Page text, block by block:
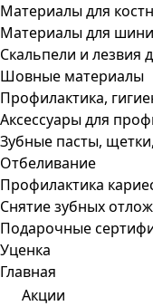
Материалы для
Материалы для
Скальпели и лезвия
Шовные материалы
Профилактика,
Аксессуары для
Зубные пасты,
Отбеливание
Профилактика
Снятие зубных
Подарочные
Уценка
Главная
Акции